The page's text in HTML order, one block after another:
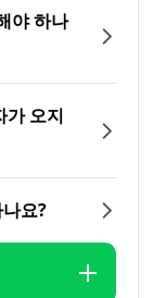
야 하나
가 오지
요?